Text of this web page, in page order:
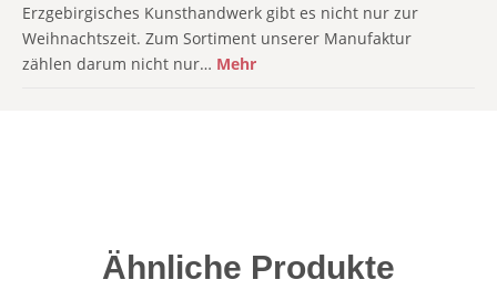
Erzgebirgisches Kunsthandwerk gibt es nicht nur zur
Weihnachtszeit. Zum Sortiment unserer Manufaktur
zählen darum nicht nur… Mehr
Produktgalerie überspringen
Ähnliche Produkte